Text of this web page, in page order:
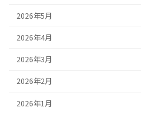
2026年5月
2026年4月
2026年3月
2026年2月
2026年1月